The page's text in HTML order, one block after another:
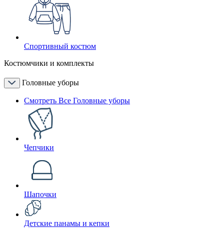
Спортивный костюм
Костюмчики и комплекты
Головные уборы
Смотреть Все Головные уборы
Чепчики
Шапочки
Детские панамы и кепки